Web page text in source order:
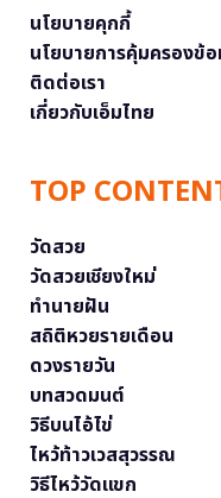
นโยบายคุกกี้
นโยบายการคุ้มครองข้
ติดต่อเรา
เกี่ยวกับเอ็มไทย
TOP
วัดสวย
วัดสวยเชียงใหม่
ทำนายฝัน
สถิติหวยรายเดือน
ดวงรายวัน
บทสวดมนต์
วิธีบนไอ้ไข่
ไหว้ท้าวเวสสุวรรณ
วิธีไหว้วัดแขก